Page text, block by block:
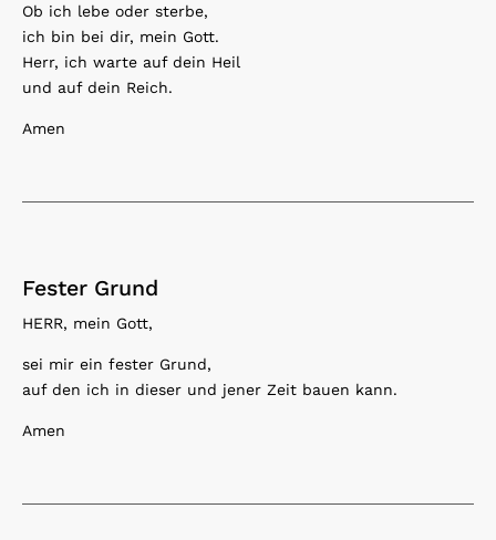
Ob ich lebe oder sterbe,
ich bin bei dir, mein Gott.
Herr, ich warte auf dein Heil
und auf dein Reich.
Amen
Fester Grund
HERR, mein Gott,
sei mir ein fester Grund,
auf den ich in dieser und jener Zeit bauen kann.
Amen